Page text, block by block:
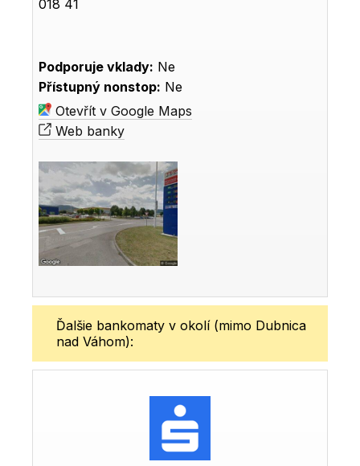
018 41
Podporuje vklady: Ne
Přístupný nonstop: Ne
Otevřít v Google Maps
Web banky
Ďalšie bankomaty v okolí (mimo Dubnica
nad Váhom):